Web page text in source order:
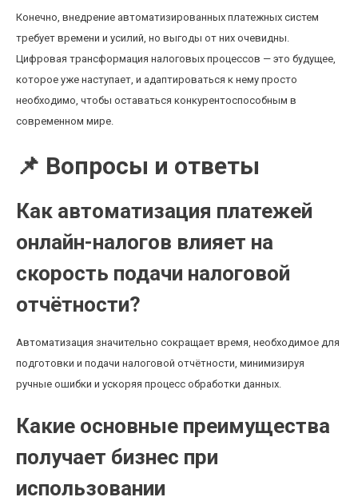
Конечно, внедрение автоматизированных платежных систем
требует времени и усилий, но выгоды от них очевидны.
Цифровая трансформация налоговых процессов — это будущее,
которое уже наступает, и адаптироваться к нему просто
необходимо, чтобы оставаться конкурентоспособным в
современном мире.
📌 Вопросы и ответы
Как автоматизация платежей
онлайн-налогов влияет на
скорость подачи налоговой
отчётности?
Автоматизация значительно сокращает время, необходимое для
подготовки и подачи налоговой отчётности, минимизируя
ручные ошибки и ускоряя процесс обработки данных.
Какие основные преимущества
получает бизнес при
использовании